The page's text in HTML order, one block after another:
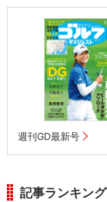
週刊GD最新号
記事ランキング